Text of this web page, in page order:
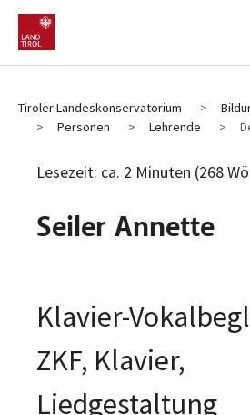
Zum Hauptinhalt
Zum Fußbereich
Tiroler Landeskonservatorium
Personen
Lehrende
Lesezeit: ca. 2 Minuten (268
Seiler Annette
Klavier-
ZKF, Klavier,